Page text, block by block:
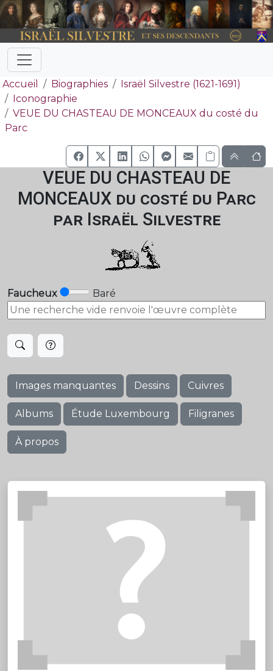
Accueil Biographies
Israël Silvestre (1621-1691)
Iconographie
VEUE DU CHASTEAU DE MONCEAUX du costé du
Parc
VEUE DU CHASTEAU DE
MONCEAUX du costé du Parc
par Israël Silvestre
Faucheux Baré
Images manquantes Dessins Cuivres
Albums Étude Luxembourg Filigranes
À propos